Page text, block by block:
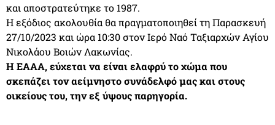
και αποστρατεύτηκε το 1987.
Η εξόδιος ακολουθία θα πραγματοποιηθεί τη Παρασκευή
27/10/2023 και ώρα 10:30 στον Ιερό Ναό Ταξιαρχών Αγίου
Νικολάου Βοιών Λακωνίας.
Η ΕΑΑΑ, εύχεται να είναι ελαφρύ το χώμα που
σκεπάζει τον αείμνηστο συνάδελφό μας και στους
οικείους του, την εξ ύψους παρηγορία.